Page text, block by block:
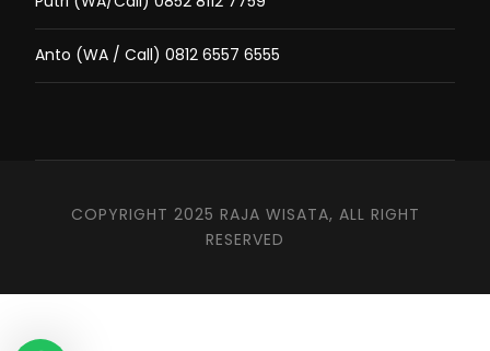
Anto (WA / Call) 0812 6557 6555
COPYRIGHT 2025 RAJA WISATA, ALL RIGHT
RESERVED